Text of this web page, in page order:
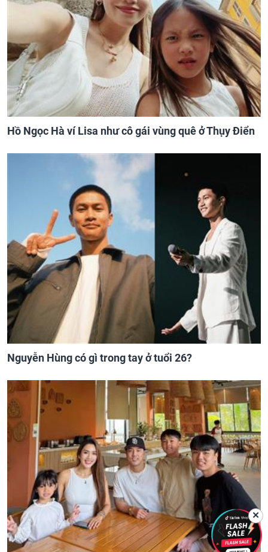
Hồ Ngọc Hà ví Lisa như cô gái vùng quê ở Thụy Điển
Nguyễn Hùng có gì trong tay ở tuổi 26?
✕